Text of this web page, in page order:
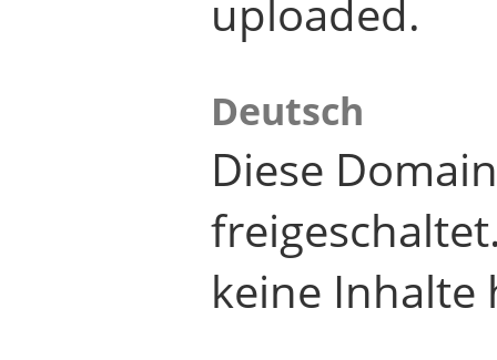
uploaded.
Deutsch
Diese
keine Inhalte